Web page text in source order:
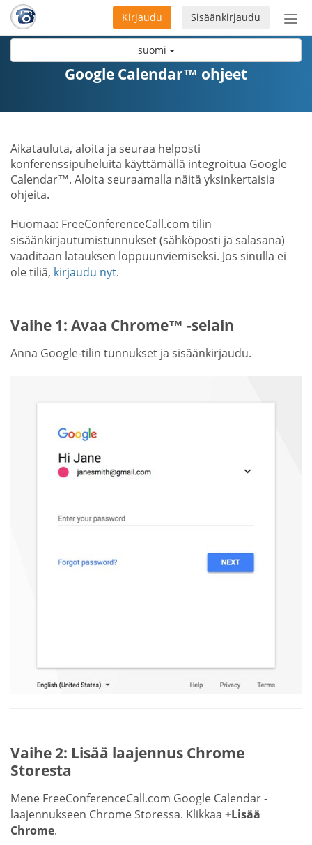
suomi
Sisäänkirjaudu
Kirjaudu
Google Calendar™ ohjeet
Aikatauluta, aloita ja seuraa helposti
konferenssipuheluita käyttämällä integroitua Google
Calendar™. Aloita seuraamalla näitä yksinkertaisia
ohjeita.
Huomaa: FreeConferenceCall.com tilin
sisäänkirjautumistunnukset (sähköposti ja salasana)
vaaditaan latauksen loppuunviemiseksi. Jos sinulla ei
ole tiliä, kirjaudu nyt.
Vaihe 1: Avaa Chrome™ -selain
Anna Google-tilin tunnukset ja sisäänkirjaudu.
Vaihe 2: Lisää laajennus Chrome
Storesta
Mene FreeConferenceCall.com Google Calendar -
laajennukseen Chrome Storessa. Klikkaa +Lisää
Chrome.